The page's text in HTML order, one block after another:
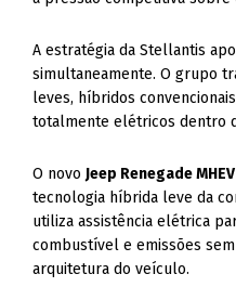
A estratégia da Stellantis
simultaneamente. O grupo
leves, híbridos
totalmente elétricos dentro
O novoJeep Renegade MHEV
tecnologia híbrida leve da
utiliza assistência elétrica
combustível e emissões
arquitetura do veículo.